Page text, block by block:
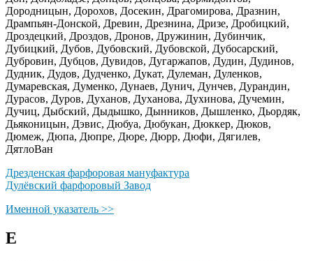
Дородницын, Дорохов, Досекин, Драгомирова, Дразнин,
Дрампьян-Донской, Древин, Дрезнина, Дризе, Дробицкий,
Дроздецкий, Дроздов, Дронов, Дружинин, Дубинчик,
Дубицкий, Дубов, Дубовский, Дубовской, Дубосарский,
Дубровин, Дубцов, Дувидов, Дугаржапов, Дудин, Дудинов,
Дудник, Дудов, Дудченко, Дукат, Дулеман, Дуленков,
Думаревская, Думенко, Дунаев, Дунич, Дунчев, Дурандин,
Дурасов, Дуров, Духанов, Духанова, Духинова, Дучемин,
Дучиц, Дыбский, Дыдышко, Дынников, Дышленко, Дьордяк,
Дьяконицын, Дэвис, Дюбуа, Дюбукан, Дюккер, Дюков,
Дюмеж, Дюпа, Дюпре, Дюре, Дюрр, Дюфи, Дягилев,
ДятлоВан
Дрезденская фарфоровая мануфактура
Дулёвский фарфоровый Завод
Именной указатель >>
Е